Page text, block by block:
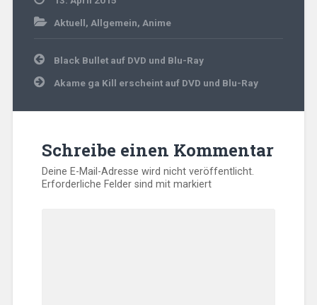
Aktuell, Allgemein, Anime
Beitragsnavigation
Black Bullet auf DVD und Blu-Ray
Akame ga Kill erscheint auf DVD und Blu-Ray
Schreibe einen Kommentar
Deine E-Mail-Adresse wird nicht veröffentlicht.
Erforderliche Felder sind mitmarkiert